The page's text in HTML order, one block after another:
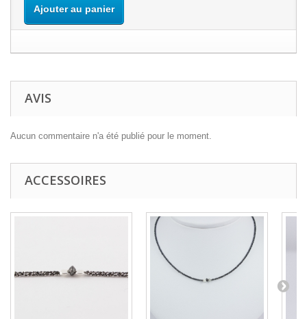
Ajouter au panier
AVIS
Aucun commentaire n'a été publié pour le moment.
ACCESSOIRES